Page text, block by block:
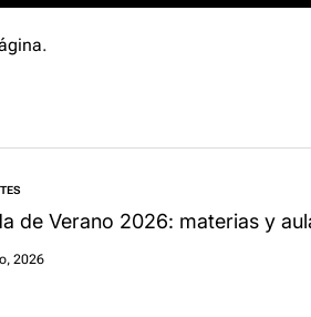
.
de Verano 2026: materias y
2026